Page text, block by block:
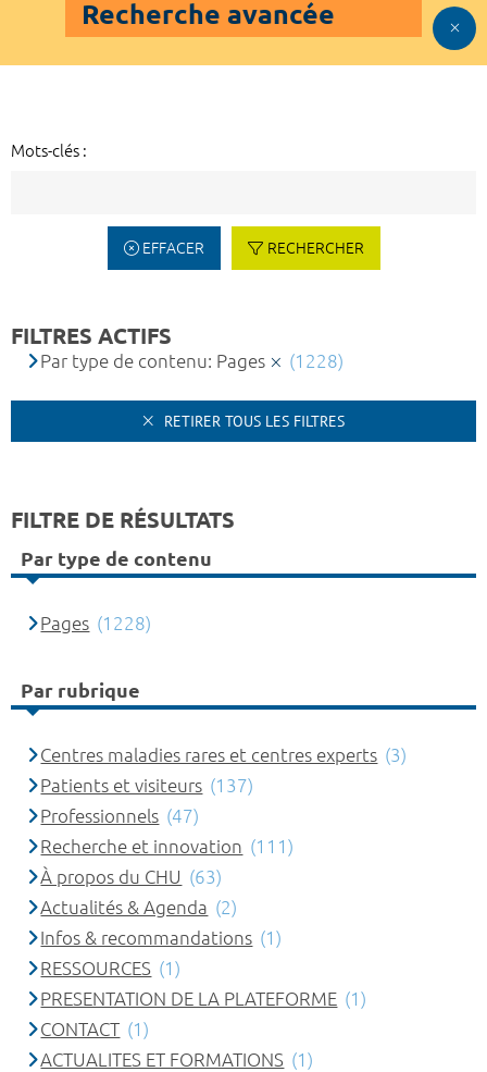
Recherche avancée
Mots-clés :
EFFACER RECHERCHER
FILTRES ACTIFS
Par type de contenu: Pages (1228)
RETIRER TOUS LES FILTRES
FILTRE DE RÉSULTATS
Par type de contenu
Pages (1228)
Par rubrique
Centres maladies rares et centres experts (3)
Patients et visiteurs (137)
Professionnels (47)
Recherche et innovation (111)
À propos du CHU (63)
Actualités & Agenda (2)
Infos & recommandations (1)
RESSOURCES (1)
PRESENTATION DE LA PLATEFORME (1)
CONTACT (1)
ACTUALITES ET FORMATIONS (1)